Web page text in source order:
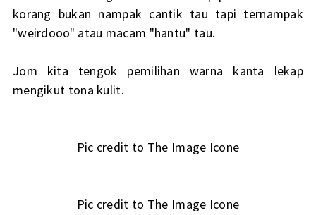
korang bukan nampak cantik tau tapi ternampak
"weirdooo" atau macam "hantu" tau.
Jom kita tengok pemilihan warna kanta lekap
mengikut tona kulit.
Pic credit to The Image Icone
Pic credit to The Image Icone